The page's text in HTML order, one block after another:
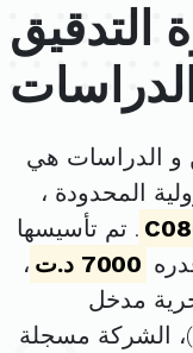
التدقيق
و الدراسات هي
المحدودة ،
. تم تأسيسها
7000 د.ت
،
مدخل
)، الشركة مسجلة